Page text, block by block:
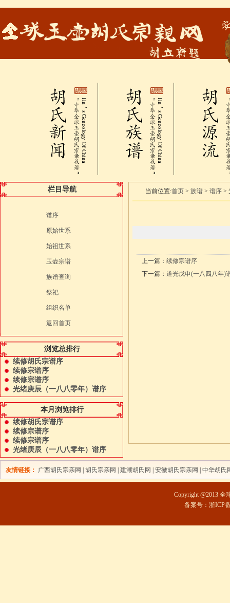
栏目导航
谱序
原始世系
始祖世系
玉壶宗谱
族谱查询
祭祀
组织名单
返回首页
浏览总排行
续修胡氏宗谱序
续修宗谱序
续修宗谱序
光绪庚辰（一八八零年）谱序
本月浏览排行
续修胡氏宗谱序
续修宗谱序
续修宗谱序
光绪庚辰（一八八零年）谱序
当前位置:首页 >族谱 >谱序 >
上一篇： 续修宗谱序
下一篇： 道光戊申(一八四八年)
友情链接： 广西胡氏宗亲网 胡氏宗亲网 建潮胡氏网 安徽胡氏宗亲网 中华胡氏
Copyright @2013
备案号：浙ICP